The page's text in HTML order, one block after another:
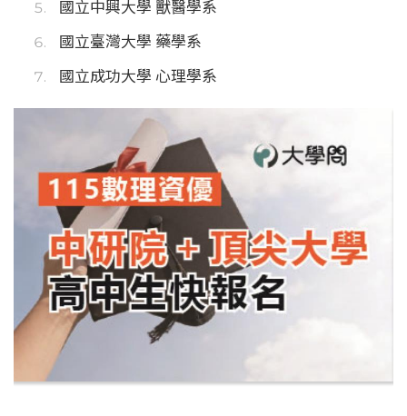
國立中興大學 獸醫學系
國立臺灣大學 藥學系
國立成功大學 心理學系